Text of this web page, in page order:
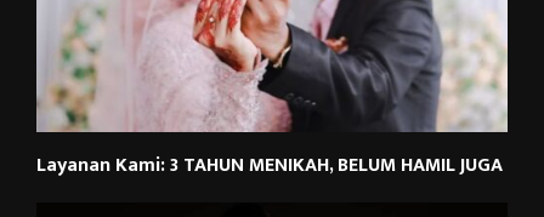
Layanan Kami: 3 TAHUN MENIKAH, BELUM HAMIL JUGA